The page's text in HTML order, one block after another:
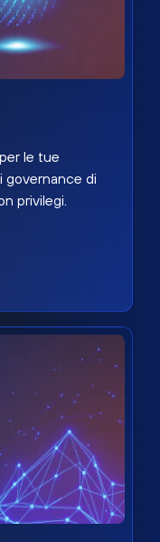
le tue
governance di
privilegi.